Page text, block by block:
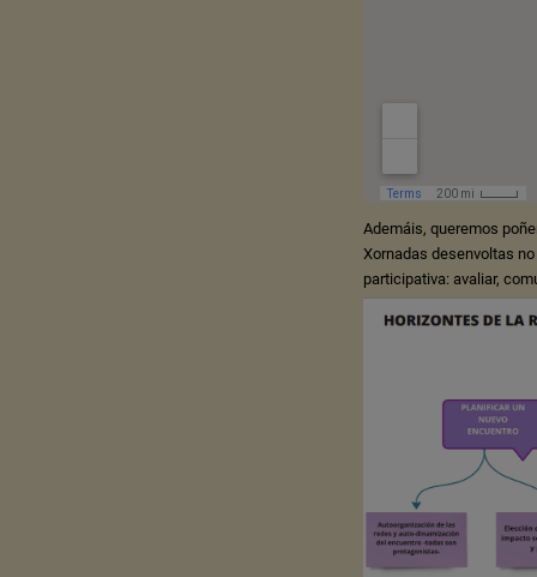
Ademáis, queremos
Xornadas desenvoltas
participativa: avaliar,